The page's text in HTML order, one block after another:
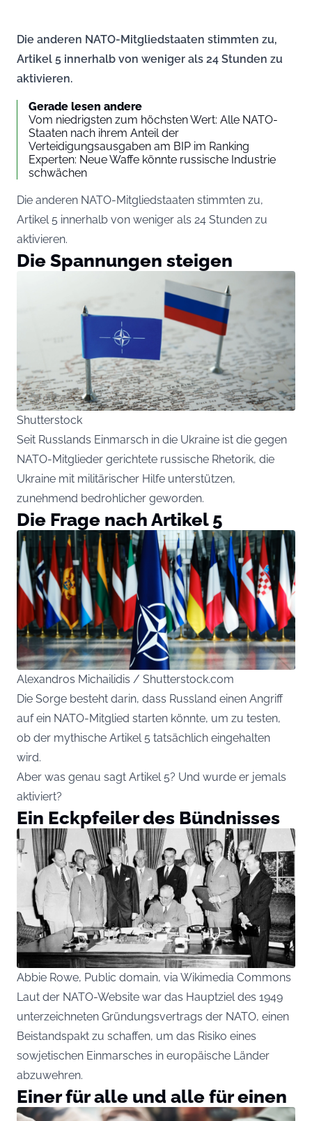
Die anderen NATO-Mitgliedstaaten stimmten zu,
Artikel 5 innerhalb von weniger als 24 Stunden zu
aktivieren.
Gerade lesen andere
Vom niedrigsten zum höchsten Wert: Alle NATO-
Staaten nach ihrem Anteil der
Verteidigungsausgaben am BIP im Ranking
Experten: Neue Waffe könnte russische Industrie
schwächen
Die anderen NATO-Mitgliedstaaten stimmten zu,
Artikel 5 innerhalb von weniger als 24 Stunden zu
aktivieren.
Die Spannungen steigen
Shutterstock
Seit Russlands Einmarsch in die Ukraine ist die gegen
NATO-Mitglieder gerichtete russische Rhetorik, die
Ukraine mit militärischer Hilfe unterstützen,
zunehmend bedrohlicher geworden.
Die Frage nach Artikel 5
Alexandros Michailidis / Shutterstock.com
Die Sorge besteht darin, dass Russland einen Angriff
auf ein NATO-Mitglied starten könnte, um zu testen,
ob der mythische Artikel 5 tatsächlich eingehalten
wird.
Aber was genau sagt Artikel 5? Und wurde er jemals
aktiviert?
Ein Eckpfeiler des Bündnisses
Abbie Rowe, Public domain, via Wikimedia Commons
Laut der NATO-Website war das Hauptziel des 1949
unterzeichneten Gründungsvertrags der NATO, einen
Beistandspakt zu schaffen, um das Risiko eines
sowjetischen Einmarsches in europäische Länder
abzuwehren.
Einer für alle und alle für einen